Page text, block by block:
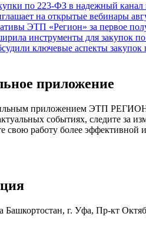
по 223-ФЗ в надежный канал
на открытые вебинары
ЭТП «Регион» за первое
инструменты для закупок
ключевые аспекты
приложение
приложением ЭТП
событиях, следите за
свою работу более эффективной
Башкортостан, г. Уфа, Пр-кт